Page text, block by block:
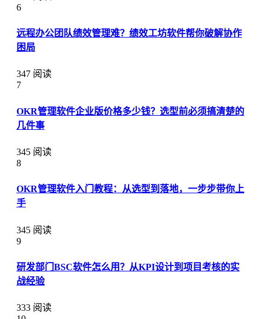
6
远程办公团队绩效管理难？绩效工坊软件帮你破解协作
困局
347 阅读
7
OKR管理软件企业版价格多少钱？选型前必须搞清楚的
几件事
345 阅读
8
OKR管理软件入门教程：从选型到落地，一步步带你上
手
345 阅读
9
研发部门BSC软件怎么用？从KPI设计到项目考核的实
战经验
333 阅读